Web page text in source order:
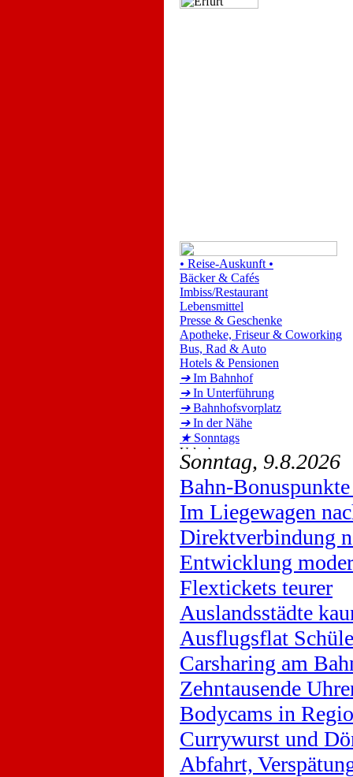
• Reise-Auskunft •
Bäcker & Cafés
Imbiss/Restaurant
Lebensmittel
Presse & Geschenke
Apotheke, Friseur & Coworking
Bus, Rad & Auto
Hotels & Pensionen
➔Im Bahnhof
➔In Unterführung
➔Bahnhofsvorplatz
➔In der Nähe
★ Sonntags
Sonntag, 9.8.2026
Bahn-
Im Liegewagen
Direktverbindung
Entwicklung
Flextickets teurer
Auslandsstädte
Ausflugsflat
Carsharing am
Zehntausende
Bodycams in
Currywurst und
Abfahrt,